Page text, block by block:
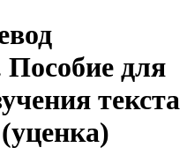
для
текста